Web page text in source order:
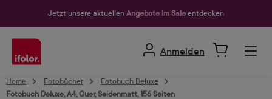
Jetzt unsere aktuellen Angebote im Sale entdecken
Anmelden
Home Fotobücher
Fotobuch Deluxe
Fotobuch Deluxe, A4, Quer, Seidenmatt, 156 Seiten